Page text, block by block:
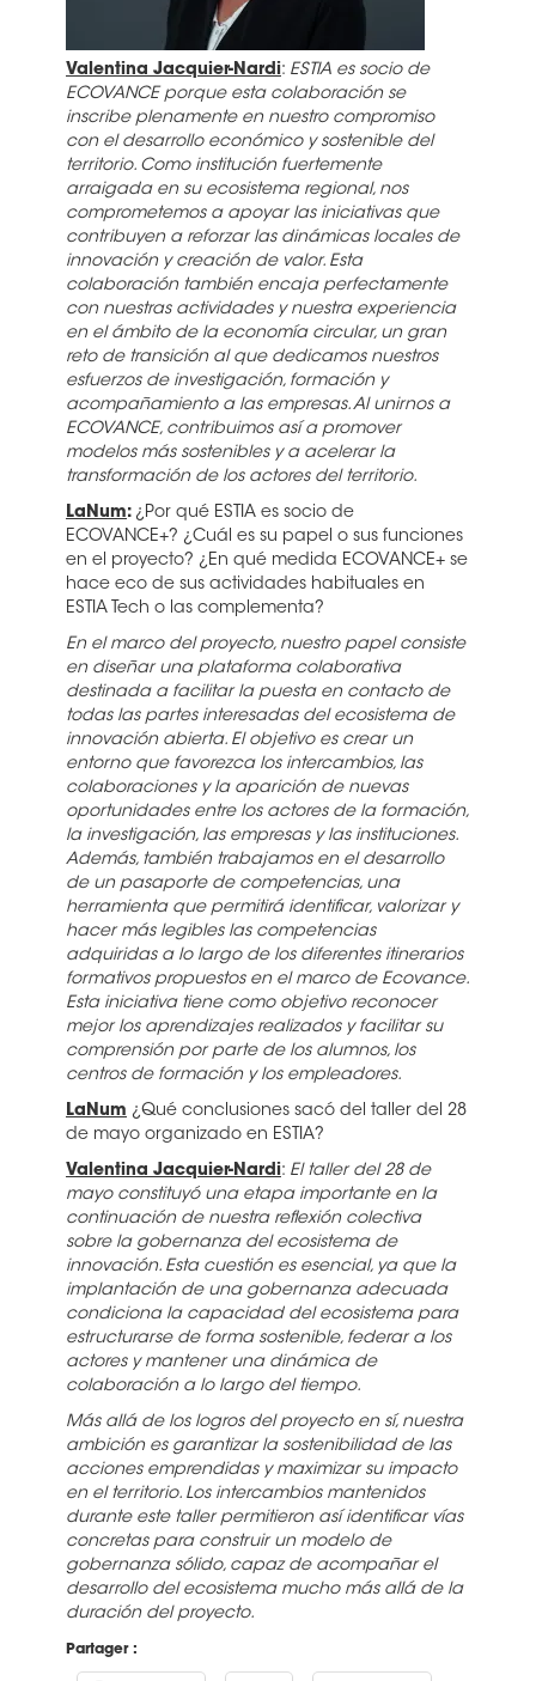
Valentina Jacquier-Nardi: ESTIA es socio de
ECOVANCE porque esta colaboración se
inscribe plenamente en nuestro compromiso
con el desarrollo económico y sostenible del
territorio. Como institución fuertemente
arraigada en su ecosistema regional, nos
comprometemos a apoyar las iniciativas que
contribuyen a reforzar las dinámicas locales de
innovación y creación de valor. Esta
colaboración también encaja perfectamente
con nuestras actividades y nuestra experiencia
en el ámbito de la economía circular, un gran
reto de transición al que dedicamos nuestros
esfuerzos de investigación, formación y
acompañamiento a las empresas. Al unirnos a
ECOVANCE, contribuimos así a promover
modelos más sostenibles y a acelerar la
transformación de los actores del territorio.
LaNum: ¿Por qué ESTIA es socio de
ECOVANCE+? ¿Cuál es su papel o sus funciones
en el proyecto? ¿En qué medida ECOVANCE+ se
hace eco de sus actividades habituales en
ESTIA Tech o las complementa?
En el marco del proyecto, nuestro papel consiste
en diseñar una plataforma colaborativa
destinada a facilitar la puesta en contacto de
todas las partes interesadas del ecosistema de
innovación abierta. El objetivo es crear un
entorno que favorezca los intercambios, las
colaboraciones y la aparición de nuevas
oportunidades entre los actores de la formación,
la investigación, las empresas y las instituciones.
Además, también trabajamos en el desarrollo
de un pasaporte de competencias, una
herramienta que permitirá identificar, valorizar y
hacer más legibles las competencias
adquiridas a lo largo de los diferentes itinerarios
formativos propuestos en el marco de Ecovance.
Esta iniciativa tiene como objetivo reconocer
mejor los aprendizajes realizados y facilitar su
comprensión por parte de los alumnos, los
centros de formación y los empleadores.
LaNum ¿Qué conclusiones sacó del taller del 28
de mayo organizado en ESTIA?
Valentina Jacquier-Nardi: El taller del 28 de
mayo constituyó una etapa importante en la
continuación de nuestra reflexión colectiva
sobre la gobernanza del ecosistema de
innovación. Esta cuestión es esencial, ya que la
implantación de una gobernanza adecuada
condiciona la capacidad del ecosistema para
estructurarse de forma sostenible, federar a los
actores y mantener una dinámica de
colaboración a lo largo del tiempo.
Más allá de los logros del proyecto en sí, nuestra
ambición es garantizar la sostenibilidad de las
acciones emprendidas y maximizar su impacto
en el territorio. Los intercambios mantenidos
durante este taller permitieron así identificar vías
concretas para construir un modelo de
gobernanza sólido, capaz de acompañar el
desarrollo del ecosistema mucho más allá de la
duración del proyecto.
Partager :